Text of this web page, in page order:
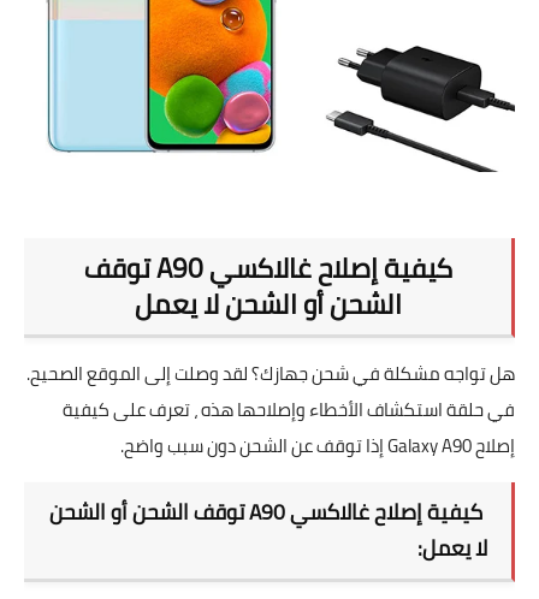
كيفية إصلاح غالاكسي A90 توقف
الشحن أو الشحن لا يعمل
هل تواجه مشكلة في شحن جهازك؟ لقد وصلت إلى الموقع الصحيح.
في حلقة استكشاف الأخطاء وإصلاحها هذه ، تعرف على كيفية
إصلاح Galaxy A90 إذا توقف عن الشحن دون سبب واضح.
كيفية إصلاح غالاكسي A90 توقف الشحن أو الشحن
لا يعمل: